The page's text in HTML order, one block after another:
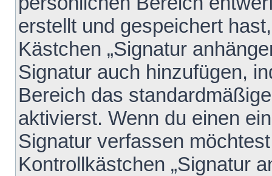
erstellt und gespeichert
Kästchen „Signatur
Signatur auch hinzufügen,
Bereich das
aktivierst. Wenn du einen
Signatur verfassen
Kontrollkästchen „Signatur